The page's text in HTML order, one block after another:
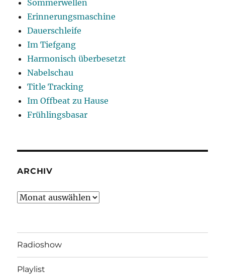
Sommerwellen
Erinnerungsmaschine
Dauerschleife
Im Tiefgang
Harmonisch überbesetzt
Nabelschau
Title Tracking
Im Offbeat zu Hause
Frühlingsbasar
ARCHIV
Archiv
Radioshow
Playlist